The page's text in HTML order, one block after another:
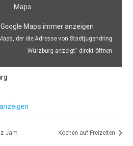
Maps
Maps immer anzeigen
der die Adresse von Stadtjugendring
Würzburg anzeigt“ direkt öffnen
Jam Kochen auf Freizeiten